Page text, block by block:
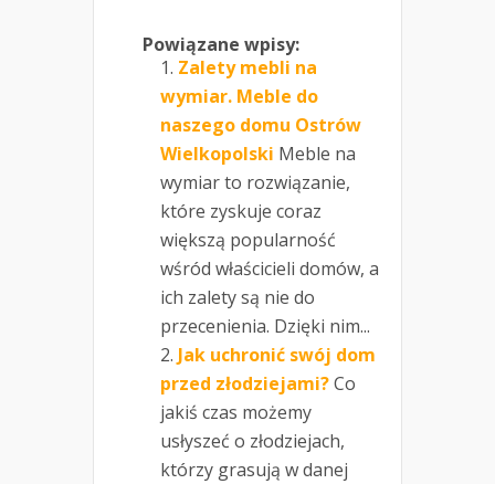
Powiązane wpisy:
Zalety mebli na
wymiar. Meble do
naszego domu Ostrów
Wielkopolski Meble na
wymiar to rozwiązanie,
które zyskuje coraz
większą popularność
wśród właścicieli domów, a
ich zalety są nie do
przecenienia. Dzięki nim...
Jak uchronić swój dom
przed złodziejami?Co
jakiś czas możemy
usłyszeć o złodziejach,
którzy grasują w danej